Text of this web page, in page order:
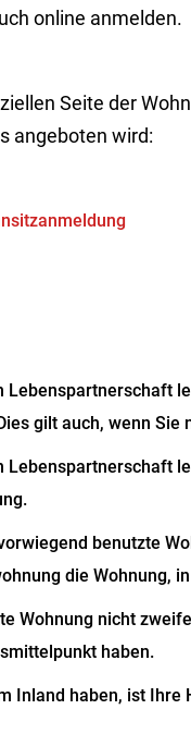
online anmelden.
Seite der
angeboten wird:
Lebenspartnerschaft
gilt auch, wenn
Lebenspartnerschaft
benutzte
die Wohnung,
Wohnung nicht
haben.
Inland haben, ist